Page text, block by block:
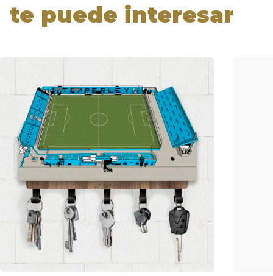
te puede interesar